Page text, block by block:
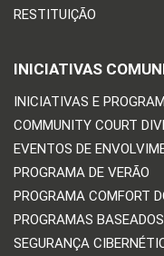
RESTITUIÇÃO
INICIATIVAS
INICIATIVAS E
COMMUNITY COURT
EVENTOS DE
PROGRAMA DE VERÃO
PROGRAMA COMFORT
PROGRAMAS
SEGURANÇA